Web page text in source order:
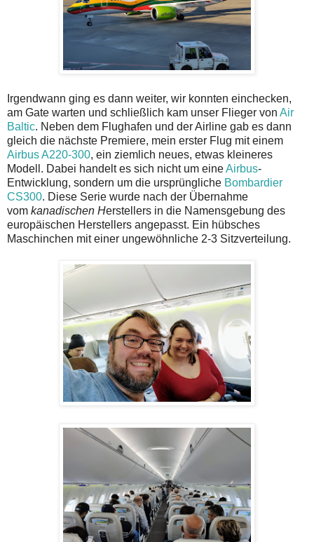
Irgendwann ging es dann weiter, wir konnten einchecken,
am Gate warten und schließlich kam unser Flieger von Air
Baltic. Neben dem Flughafen und der Airline gab es dann
gleich die nächste Premiere, mein erster Flug mit einem
Airbus A220-300, ein ziemlich neues, etwas kleineres
Modell. Dabei handelt es sich nicht um eineAirbus-
Entwicklung, sondern um die ursprüngliche Bombardier
CS300. Diese Serie wurde nach der Übernahme
vom kanadischen Herstellers in die Namensgebung des
europäischen Herstellers angepasst. Ein hübsches
Maschinchen mit einer ungewöhnliche 2-3 Sitzverteilung.